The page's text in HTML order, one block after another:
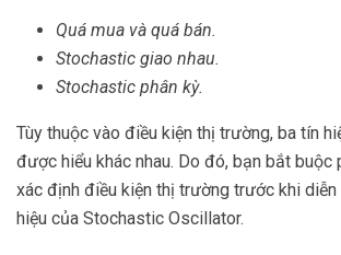
Quá mua và quá bán.
Stochastic giao nhau.
Stochastic phân kỳ.
Tùy thuộc vào điều kiện thị trường, ba tín
được hiểu khác nhau. Do đó, bạn bắt buộc
xác định điều kiện thị trường trước khi
hiệu của Stochastic Oscillator.